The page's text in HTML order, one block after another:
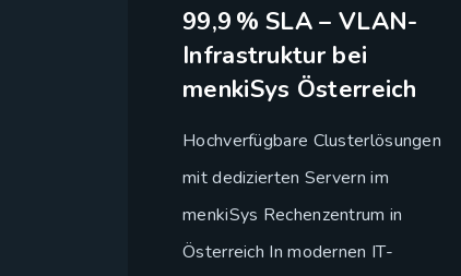
99,9 % SLA – VLAN-
Infrastruktur bei
menkiSys Österreich
Hochverfügbare Clusterlösungen
mit dedizierten Servern im
menkiSys Rechenzentrum in
Österreich In modernen IT-